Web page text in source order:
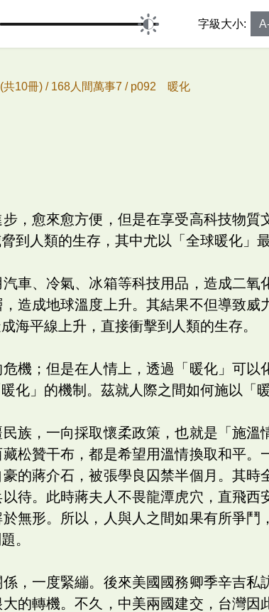
字級大小:
共10冊) / 168人間萬事7 / p092 暖化
，愈來愈方便，但是在享受高科技物質
到人類的生存，其中尤以「全球暖化」
車、冷氣、冰箱等科技用品，造成二氧
造成地球溫度上升。其結果不但導致威
海平線上升，直接衝擊到人類的生存。
機；但是在人情上，透過「暖化」可以
化」的機制。茲就人際之間如何施以「
族，一向採取懷柔政策，也就是「施溫
松贊干布，都是希望用溫情換取和平。
的蔣介石，被張學良囚禁半個月。其時
待。此時蔣夫人不畏龍潭虎穴，直飛西
無形。所以，人與人之間如果有所爭鬥
。
，一度緊繃。後來美國國務卿季辛吉私
的轉機。不久，中美兩國建交，台灣因